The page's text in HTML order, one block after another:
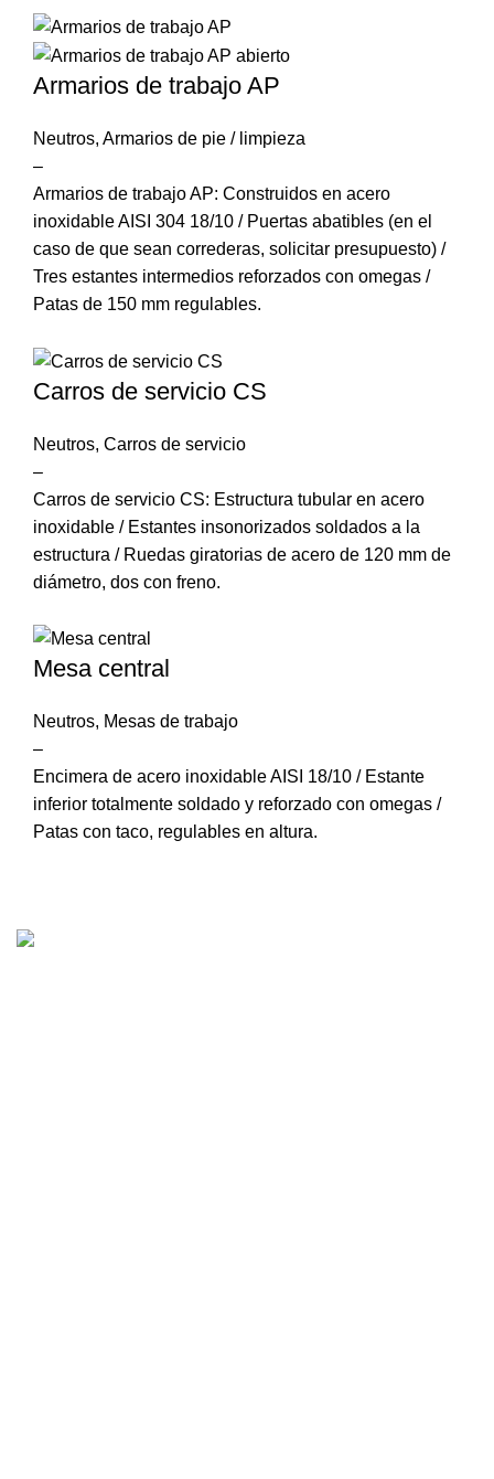
Armarios de trabajo AP
Neutros, Armarios de pie / limpieza
–
Armarios de trabajo AP: Construidos en acero
inoxidable AISI 304 18/10 / Puertas abatibles (en el
caso de que sean correderas, solicitar presupuesto) /
Tres estantes intermedios reforzados con omegas /
Patas de 150 mm regulables.
Carros de servicio CS
Neutros, Carros de servicio
–
Carros de servicio CS: Estructura tubular en acero
inoxidable / Estantes insonorizados soldados a la
estructura / Ruedas giratorias de acero de 120 mm de
diámetro, dos con freno.
Mesa central
Neutros, Mesas de trabajo
–
Encimera de acero inoxidable AISI 18/10 / Estante
inferior totalmente soldado y reforzado con omegas /
Patas con taco, regulables en altura.